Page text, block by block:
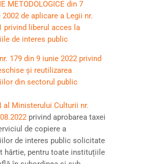
METODOLOGICE din 7
de aplicare a Legii nr.
privind liberul acces la
de interes public
179 din 9 iunie 2022 privind
și reutilizarea
din sectorul public
al Ministerului Culturii nr.
privind aprobarea taxei
de copiere a
de interes public solicitate
hârtie, pentru toate instituțiile